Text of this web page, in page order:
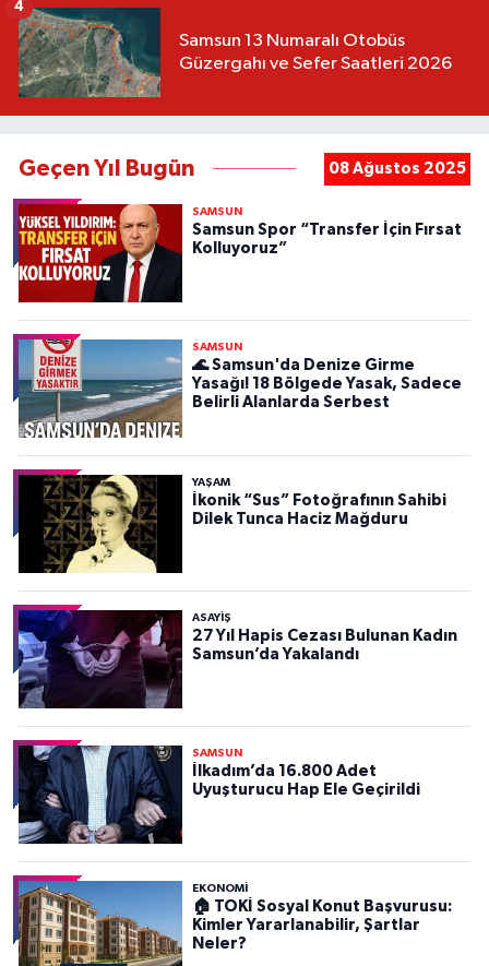
Samsun 13 Numaralı Otobüs
Güzergahı ve Sefer Saatleri 2026
4
Geçen Yıl Bugün 08 Ağustos 2025
SAMSUN
Samsun Spor “Transfer İçin Fırsat
Kolluyoruz”
SAMSUN
🌊 Samsun'da Denize Girme
Yasağı! 18 Bölgede Yasak, Sadece
Belirli Alanlarda Serbest
YAŞAM
İkonik “Sus” Fotoğrafının Sahibi
Dilek Tunca Haciz Mağduru
ASAYIŞ
27 Yıl Hapis Cezası Bulunan Kadın
Samsun’da Yakalandı
SAMSUN
İlkadım’da 16.800 Adet
Uyuşturucu Hap Ele Geçirildi
EKONOMİ
🏠 TOKİ Sosyal Konut Başvurusu:
Kimler Yararlanabilir, Şartlar
Neler?